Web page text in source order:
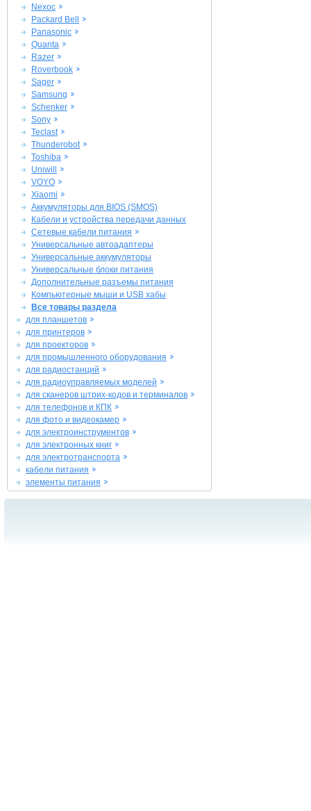
Nexoc
Packard Bell
Panasonic
Quanta
Razer
Roverbook
Sager
Samsung
Schenker
Sony
Teclast
Thunderobot
Toshiba
Uniwill
VOYO
Xiaomi
Аккумуляторы для BIOS (SMOS)
Кабели и устройства передачи данных
Сетевые кабели питания
Универсальные автоадаптеры
Универсальные аккумуляторы
Универсальные блоки питания
Дополнительные разъемы питания
Компьютерные мыши и USB хабы
Все товары раздела
для планшетов
для принтеров
для проекторов
для промышленного оборудования
для радиостанций
для радиоуправляемых моделей
для сканеров штрих-кодов и терминалов
для телефонов и КПК
для фото и видеокамер
для электроинструментов
для электронных книг
для электротранспорта
кабели питания
элементы питания